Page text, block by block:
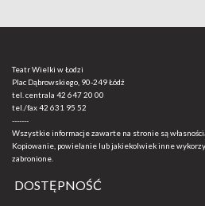
Teatr Wielki w Łodzi
Plac Dąbrowskiego, 90-249 Łódź
tel. centrala 42 647 20 00
tel./fax42 631 95 52
-------
Wszystkie informacje zawarte na stronie są
Kopiowanie, powielanie lub jakiekolwiek inne
zabronione.
DOSTĘPNOŚĆ